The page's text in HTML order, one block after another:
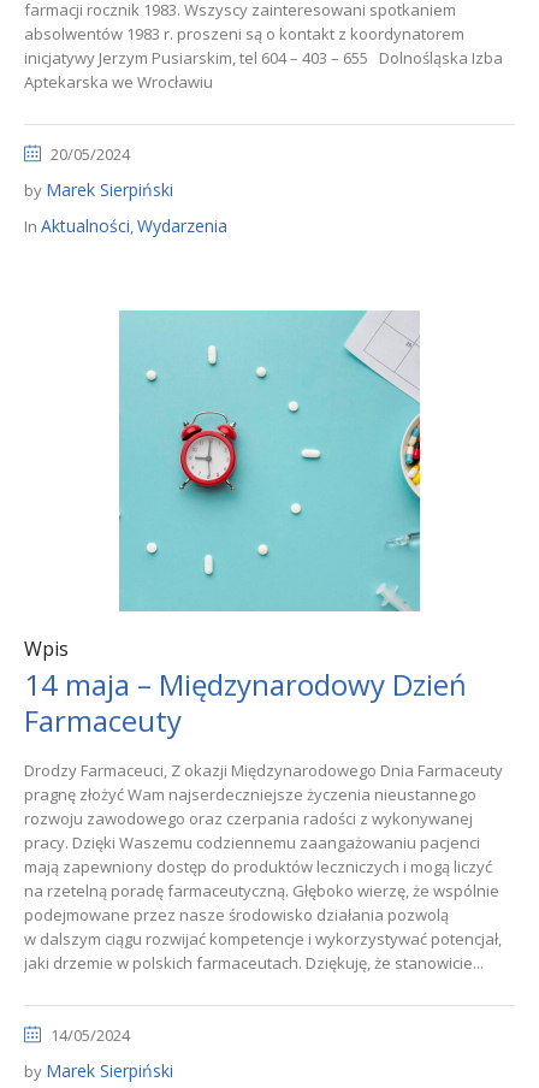
farmacji rocznik 1983. Wszyscy zainteresowani spotkaniem
absolwentów 1983 r. proszeni są o kontakt z koordynatorem
inicjatywy Jerzym Pusiarskim, tel 604 – 403 – 655 Dolnośląska Izba
Aptekarska we Wrocławiu
20/05/2024
by Marek Sierpiński
In Aktualności,Wydarzenia
Wpis
14 maja – Międzynarodowy Dzień
Farmaceuty
Drodzy Farmaceuci, Z okazji Międzynarodowego Dnia Farmaceuty
pragnę złożyć Wam najserdeczniejsze życzenia nieustannego
rozwoju zawodowego oraz czerpania radości z wykonywanej
pracy. Dzięki Waszemu codziennemu zaangażowaniu pacjenci
mają zapewniony dostęp do produktów leczniczych i mogą liczyć
na rzetelną poradę farmaceutyczną. Głęboko wierzę, że wspólnie
podejmowane przez nasze środowisko działania pozwolą
w dalszym ciągu rozwijać kompetencje i wykorzystywać potencjał,
jaki drzemie w polskich farmaceutach. Dziękuję, że stanowicie...
14/05/2024
by Marek Sierpiński